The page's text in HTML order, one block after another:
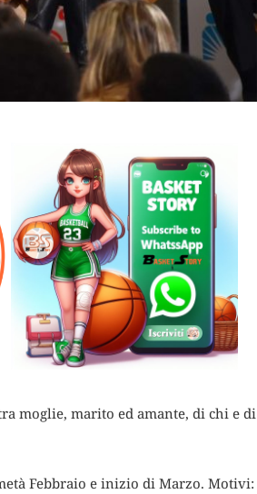
moglie, marito ed amante, di chi e di
Febbraio e inizio di Marzo. Motivi: